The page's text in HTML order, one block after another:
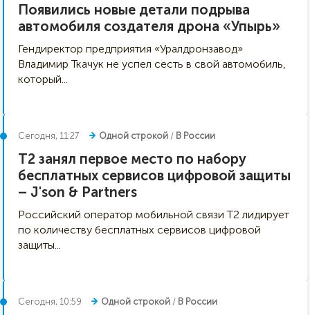
Появились новые детали подрыва
автомобиля создателя дрона «Упырь»
Гендиректор предприятия «Уралдронзавод»
Владимир Ткачук не успел сесть в свой автомобиль,
который...
Сегодня, 11:27 Одной строкой / В России
Т2 занял первое место по набору
бесплатных сервисов цифровой защиты
– J'son & Partners
Российский оператор мобильной связи Т2 лидирует
по количеству бесплатных сервисов цифровой
защиты...
Сегодня, 10:59 Одной строкой / В России